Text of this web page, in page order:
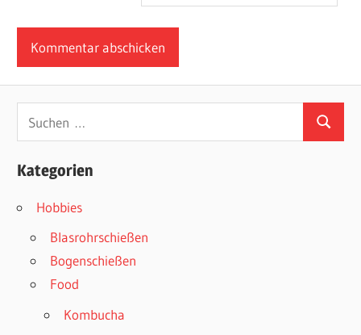
nach:
Suchen
Kategorien
Hobbies
Blasrohrschießen
Bogenschießen
Food
Kombucha